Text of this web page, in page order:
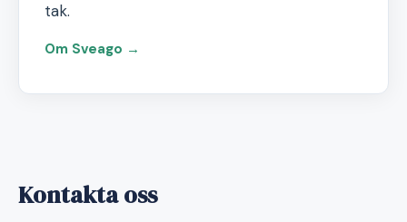
tak.
Om Sveago →
Kontakta oss